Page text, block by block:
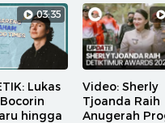
03:35
Lukas
hingga
Video: Sherly
Tjoanda Raih
Anugerah